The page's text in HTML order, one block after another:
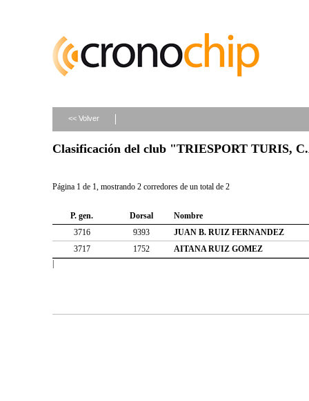
<< Volver
Clasificación del club "TRIESPORT TURIS,
Página 1 de 1, mostrando 2 corredores de un total de 2
P. gen. Dorsal
Nombre
3716
9393
JUAN B. RUIZ FERNANDEZ
3717
1752
AITANA RUIZ GOMEZ
|